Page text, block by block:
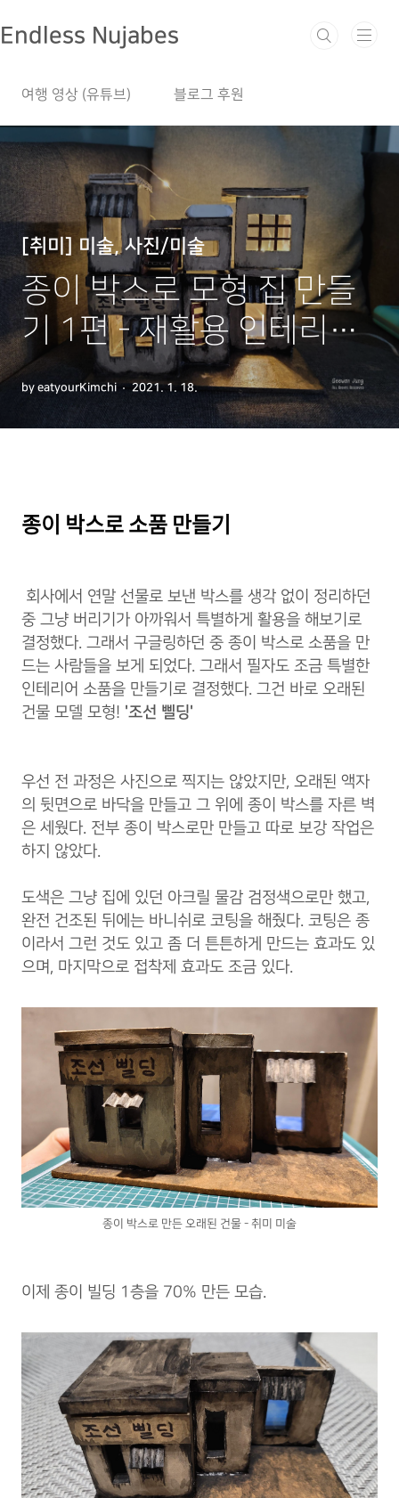
Endless Nujabes
여행 영상 (유튜브) 블로그 후원
[취미] 미술, 사진/미술
종이 박스로 모형 집 만들
기 1편 - 재활용 인테리어
소품
by eatyourKimchi 2021. 1. 18.
종이 박스로 소품 만들기
회사에서 연말 선물로 보낸 박스를 생각 없이 정리하던
중 그냥 버리기가 아까워서 특별하게 활용을 해보기로
결정했다. 그래서 구글링하던 중 종이 박스로 소품을 만
드는 사람들을 보게 되었다. 그래서 필자도 조금 특별한
인테리어 소품을 만들기로 결정했다. 그건 바로 오래된
건물 모델 모형! '조선 삘딩'
우선 전 과정은 사진으로 찍지는 않았지만, 오래된 액자
의 뒷면으로 바닥을 만들고 그 위에 종이 박스를 자른 벽
은 세웠다. 전부 종이 박스로만 만들고 따로 보강 작업은
하지 않았다.
도색은 그냥 집에 있던 아크릴 물감 검정색으로만 했고,
완전 건조된 뒤에는 바니쉬로 코팅을 해줬다. 코팅은 종
이라서 그런 것도 있고 좀 더 튼튼하게 만드는 효과도 있
으며, 마지막으로 접착제 효과도 조금 있다.
종이 박스로 만든 오래된 건물 - 취미 미술
이제 종이 빌딩 1층을 70% 만든 모습.